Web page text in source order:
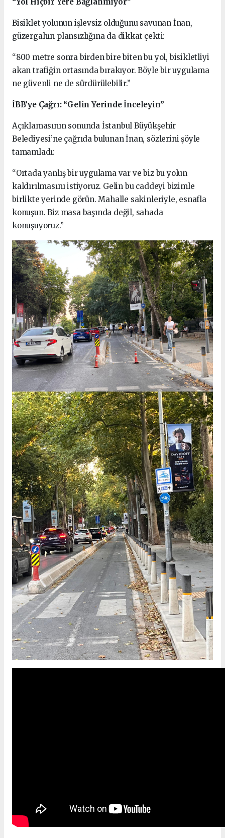
Bisiklet yolunun işlevsiz olduğunu savunan İnan,
güzergahın plansızlığına da dikkat çekti:
“800 metre sonra birden bire biten bu yol, bisikletliyi
akan trafiğin ortasında bırakıyor. Böyle bir uygulama
ne güvenli ne de sürdürülebilir.”
İBB’ye Çağrı: “Gelin Yerinde İnceleyin”
Açıklamasının sonunda İstanbul Büyükşehir
Belediyesi’ne çağrıda bulunan İnan, sözlerini şöyle
tamamladı:
“Ortada yanlış bir uygulama var ve biz bu yolun
kaldırılmasını istiyoruz. Gelin bu caddeyi bizimle
birlikte yerinde görün. Mahalle sakinleriyle, esnafla
konuşun. Biz masa başında değil, sahada
konuşuyoruz.”